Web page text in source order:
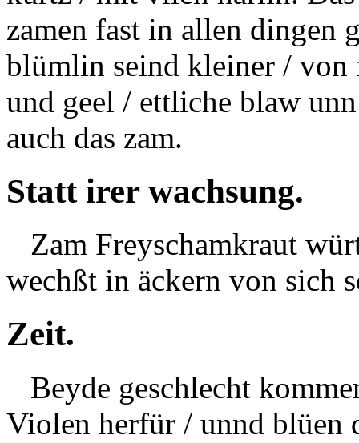
zamen fast in allen dingen
blümlin seind kleiner / von
und geel / ettliche blaw
auch das zam.
Statt irer wachsung.
Zam Freyschamkraut
wechßt in äckern von sich
Zeit.
Beyde geschlecht
Violen herfür / unnd blüen